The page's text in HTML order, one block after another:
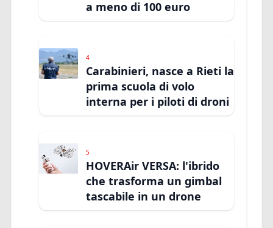
a meno di 100 euro
4
Carabinieri, nasce a Rieti la
prima scuola di volo
interna per i piloti di droni
5
HOVERAir VERSA: l'ibrido
che trasforma un gimbal
tascabile in un drone